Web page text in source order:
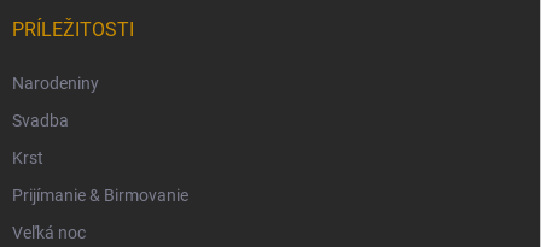
PRÍLEŽITOSTI
Narodeniny
Svadba
Krst
Prijímanie & Birmovanie
Veľká noc